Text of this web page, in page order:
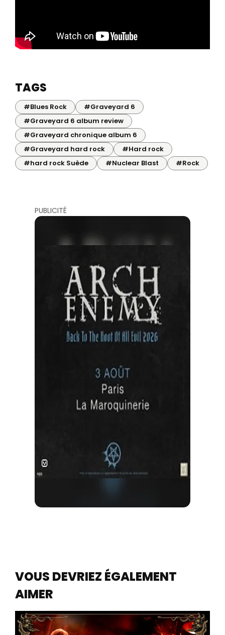
TAGS
#Blues Rock
#Graveyard 6
#Graveyard 6 album review
#Graveyard chronique album 6
#Graveyard hard rock
#Hard rock
#hard rock Suède
#Nuclear Blast #Rock
PUBLICITÉ
VOUS DEVRIEZ ÉGALEMENT
AIMER